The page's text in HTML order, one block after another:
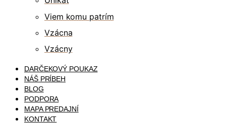
Viem komu patrím
Vzácna
Vzácny
DARČEKOVÝ POUKAZ
NÁŠ PRÍBEH
BLOG
PODPORA
MAPA PREDAJNÍ
KONTAKT